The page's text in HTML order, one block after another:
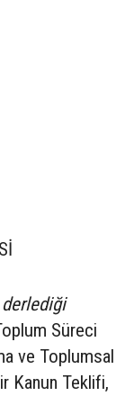
derlediği
Süreci
ve Toplumsal
Kanun Teklifi,